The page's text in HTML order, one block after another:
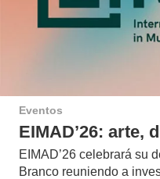
Eventos
EIMAD’26: arte,
EIMAD’26 celebrará su
Branco reuniendo a